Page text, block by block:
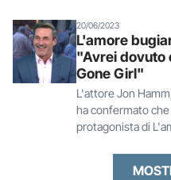
20/06/2023
L'amore
"Avrei dovuto
Gone Girl"
L'attore Jon
ha confermato
protagonista di